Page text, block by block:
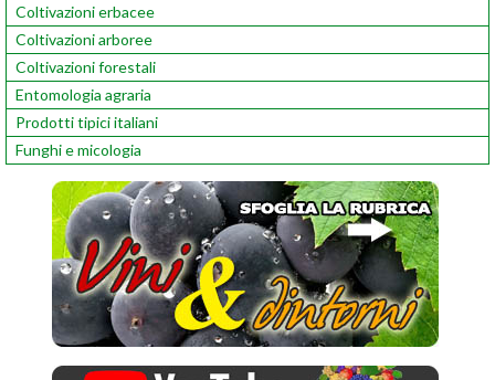
Coltivazioni erbacee
Coltivazioni arboree
Coltivazioni forestali
Entomologia agraria
Prodotti tipici italiani
Funghi e micologia